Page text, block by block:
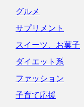
グルメ
サプリメント
スイーツ、お菓子
ダイエット系
ファッション
子育て応援